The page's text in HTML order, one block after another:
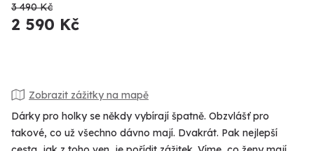
3 490 Kč
2 590 Kč
Zobrazit zážitky na mapě
Dárky pro holky se někdy vybírají špatně. Obzvlášť pro
takové, co už všechno dávno mají. Dvakrát. Pak nejlepší